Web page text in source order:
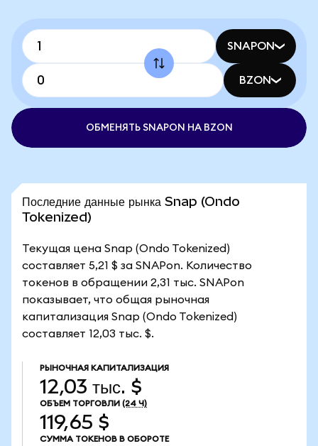
SNAPON
BZON
ОБМЕНЯТЬ SNAPON НА BZON
Последние данные рынка Snap (Ondo
Tokenized)
Текущая цена Snap (Ondo Tokenized)
составляет 5,21 $ за SNAPon. Количество
токенов в обращении 2,31 тыс. SNAPon
показывает, что общая рыночная
капитализация Snap (Ondo Tokenized)
составляет 12,03 тыс. $.
РЫНОЧНАЯ КАПИТАЛИЗАЦИЯ
12,03 тыс. $
ОБЪЕМ ТОРГОВЛИ (24 Ч)
119,65 $
СУММА ТОКЕНОВ В ОБОРОТЕ